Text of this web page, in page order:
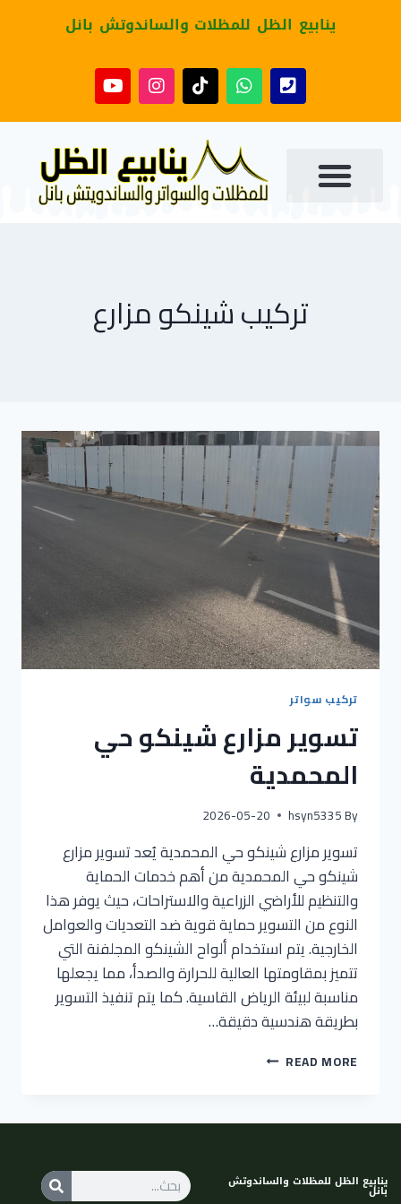
ينابيع الظل للمظلات والساندوتش بانل
تركيب شينكو مزارع
تركيب سواتر
تسوير مزارع شينكو حي
المحمدية
By
hsyn5335
2026-05-20
تسوير مزارع شينكو حي المحمدية يُعد تسوير مزارع
شينكو حي المحمدية من أهم خدمات الحماية
والتنظيم للأراضي الزراعية والاستراحات، حيث يوفر هذا
النوع من التسوير حماية قوية ضد التعديات والعوامل
الخارجية. يتم استخدام ألواح الشينكو المجلفنة التي
تتميز بمقاومتها العالية للحرارة والصدأ، مما يجعلها
مناسبة لبيئة الرياض القاسية. كما يتم تنفيذ التسوير
بطريقة هندسية دقيقة…
READ MORE
ينابيع الظل للمظلات والساندوتش
بانل